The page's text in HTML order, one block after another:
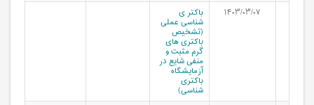
۱۴۰۳/۰۳/۰۷
باکتر ی
شناسی عملی
(تشخیص
باکتری های
گرم مثبت و
منفی شایع در
آزمایشگاه
باکتری
شناسی)